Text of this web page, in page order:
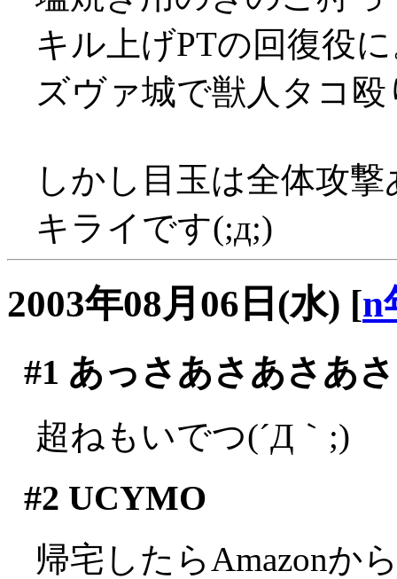
キル上げPTの回復役
ズヴァ城で獣人タコ
しかし目玉は全体攻
キライです(;д;)
2003年08月06日(水) [n
#1 あっさあさあさあ
超ねもいでつ(´Д｀;)
#2 UCYMO
帰宅したらAmazonか